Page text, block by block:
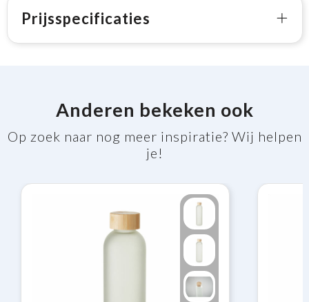
Prijsspecificaties
Anderen bekeken ook
Op zoek naar nog meer inspiratie? Wij helpen
je!